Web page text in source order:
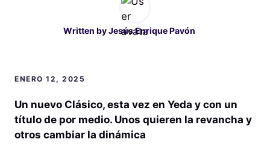
Written byJesús Enrique Pavón
ENERO 12, 2025
Un nuevo Clásico, esta vez en Yeda y con un
título de por medio. Unos quieren la revancha y
otros cambiar la dinámica